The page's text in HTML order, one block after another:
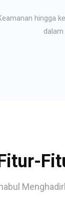
hingga